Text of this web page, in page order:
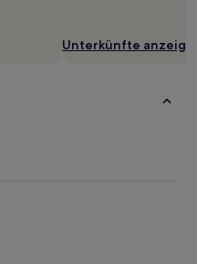
Unterkünfte